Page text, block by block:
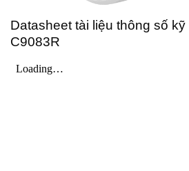
Datasheet tài liệu thông số
C9083R